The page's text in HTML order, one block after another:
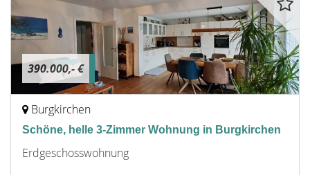
390.000,- €
Burgkirchen
Schöne, helle 3-Zimmer Wohnung in Burgkirchen
Erdgeschosswohnung